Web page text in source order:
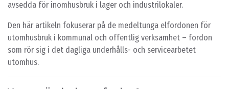
avsedda för inomhusbruk i lager och industrilokaler.
Den här artikeln fokuserar på de medeltunga elfordonen för
utomhusbruk i kommunal och offentlig verksamhet – fordon
som rör sig i det dagliga underhålls- och servicearbetet
utomhus.